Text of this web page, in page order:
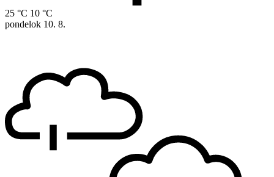
25 °C 10 °C
pondelok 10. 8.